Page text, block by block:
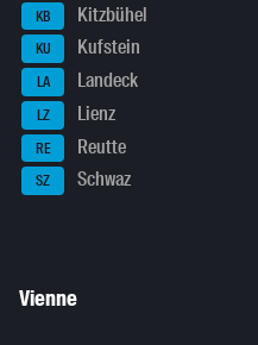
KB Kitzbühel
KU Kufstein
LA Landeck
LZ Lienz
RE Reutte
SZ Schwaz
Vienne